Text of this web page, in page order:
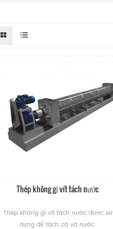
Thép không gỉ vít tách nước
Thép không gỉ vít tách nước được sử
dụng để tách cá và nước.